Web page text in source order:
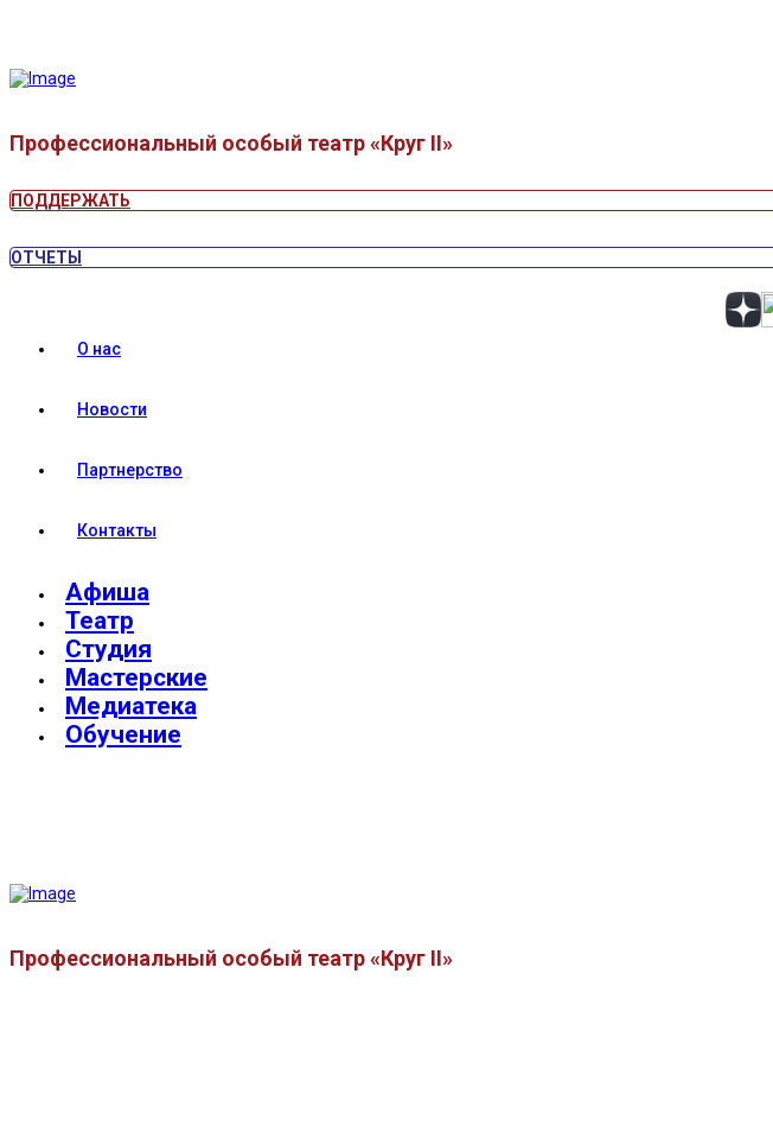
Профессиональный особый театр «Круг II»
ПОДДЕРЖАТЬ
ОТЧЕТЫ
О нас
Новости
Партнерство
Контакты
Афиша
Театр
Студия
Мастерские
Медиатека
Обучение
Профессиональный особый театр «Круг II»